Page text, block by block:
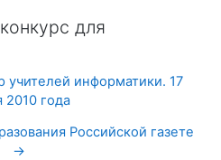
для
информатики. 17
2010 года
Российской газете
→